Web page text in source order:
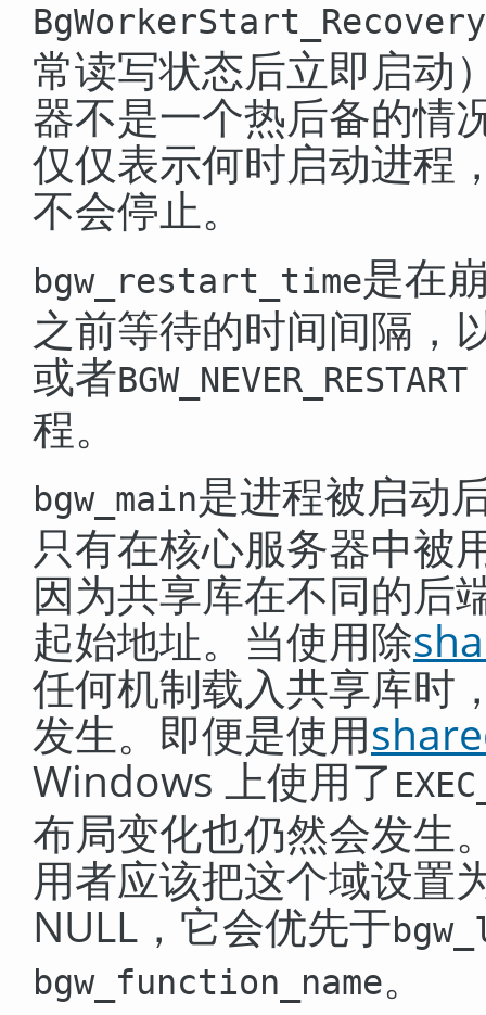
常读写状态后立即启动
器不是一个热后备的情
仅仅表示何时启动进程
不会停止。
bgw_restart_time是在
之前等待的时间间隔，
或者BGW_NEVER_RESTART
程。
bgw_main是进程被启动
只有在核心服务器中被
因为共享库在不同的后
起始地址。当使用除
任何机制载入共享库时
发生。即便是使用
Windows 上使用了
布局变化也仍然会发生
用者应该把这个域设置
NULL，它会优先于
bgw_function_name。